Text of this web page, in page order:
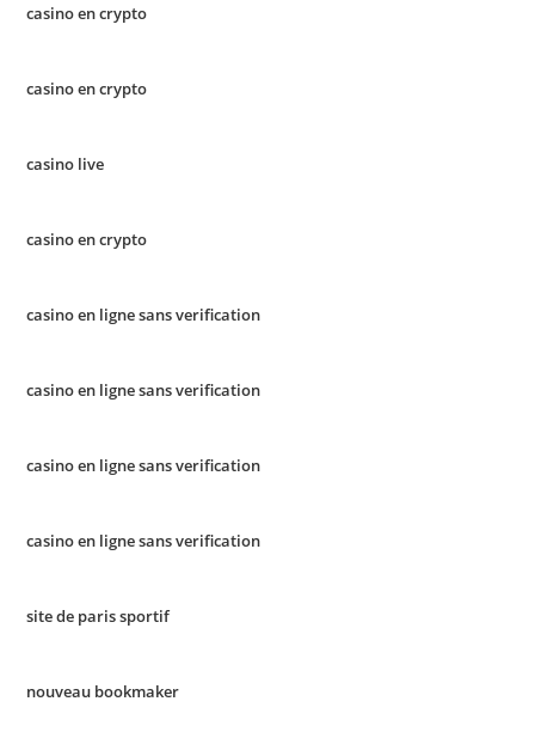
casino en crypto
casino en crypto
casino live
casino en crypto
casino en ligne sans verification
casino en ligne sans verification
casino en ligne sans verification
casino en ligne sans verification
site de paris sportif
nouveau bookmaker